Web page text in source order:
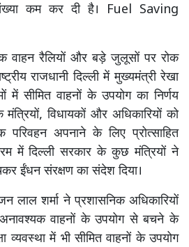
कम कर दी है। Fuel Saving
वाहन रैलियों और बड़े जुलूसों पर रोक
राजधानी दिल्ली में मुख्यमंत्री रेखा
में सीमित वाहनों के उपयोग का निर्णय
मंत्रियों, विधायकों और अधिकारियों को
परिवहन अपनाने के लिए प्रोत्साहित
में दिल्ली सरकार के कुछ मंत्रियों ने
ईंधन संरक्षण का संदेश दिया।
लाल शर्मा ने प्रशासनिक अधिकारियों
वाहनों के उपयोग से बचने के
व्यवस्था में भी सीमित वाहनों के उपयोग